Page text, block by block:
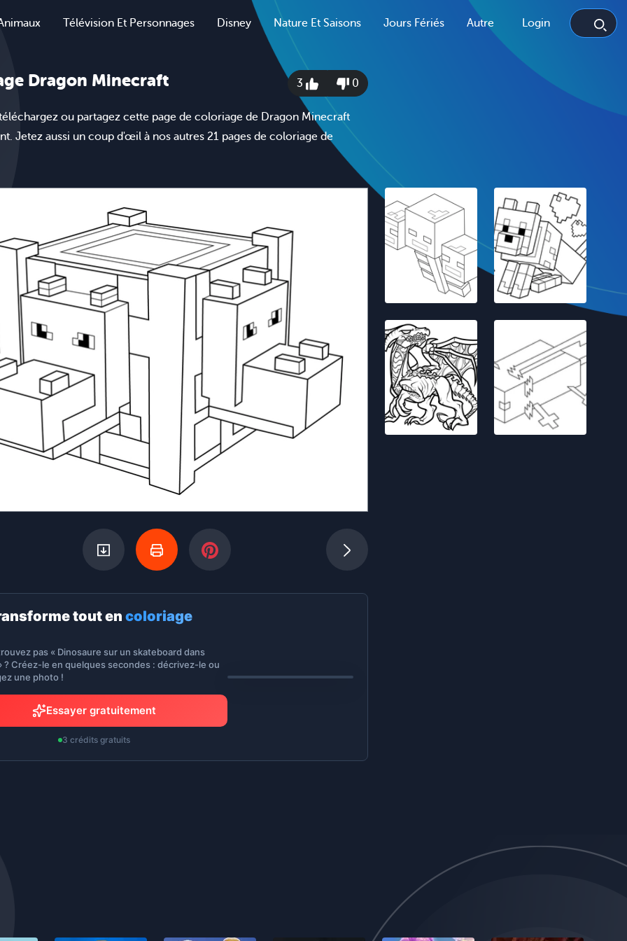
Télévision Et Personnages Disney Nature Et Saisons Jours Fériés Autre Login
Dragon Minecraft 3 0
ou partagez cette page de coloriage de Dragon Minecraft
Jetez aussi un coup d'œil à nos autres 21 pages de coloriage de
tout en coloriage
pas « Dinosaure sur un skateboard dans
? Créez-le en quelques secondes : décrivez-le ou
une photo !
Essayer gratuitement
3 crédits gratuits